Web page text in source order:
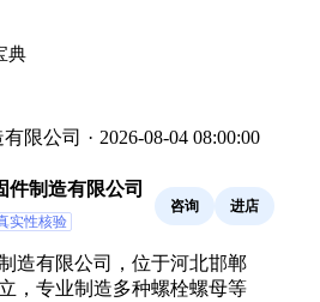
典
限公司 · 2026-08-04 08:00:00
件制造有限公司
实性核验
咨询 进店
造有限公司，位于河北邯郸
，专业制造多种螺栓螺母等